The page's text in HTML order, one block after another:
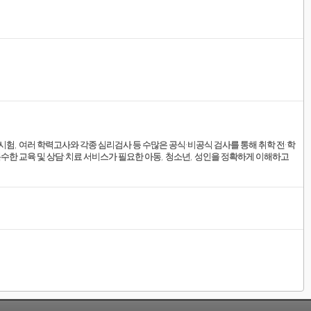
험, 여러 학력고사와 각종 심리검사 등 수많은 공식·비공식 검사를 통해 취학 전·학
한 교육 및 상담·치료 서비스가 필요한 아동, 청소년, 성인을 정확하게 이해하고